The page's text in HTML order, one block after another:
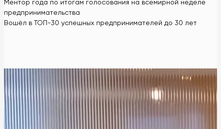
Ментор года по итогам голосования на всемирной неделе
предпринимательства
Вошёл в ТОП-30 успешных предпринимателей до 30 лет